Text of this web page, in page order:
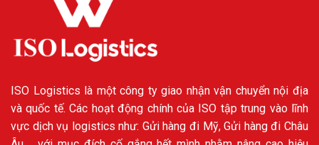
ISO Logistics là một công ty giao nhận vận chuyển nội địa
và quốc tế. Các hoạt động chính của ISO tập trung vào lĩnh
vực dịch vụ logistics như: Gửi hàng đi Mỹ, Gửi hàng đi Châu